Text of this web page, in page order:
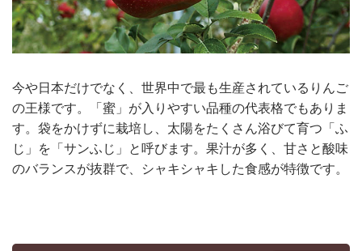
今や日本だけでなく、世界中で最も生産されているりんご
の王様です。「蜜」が入りやすい品種の代表格でもありま
す。袋をかけずに栽培し、太陽をたくさん浴びて育つ「ふ
じ」を「サンふじ」と呼びます。果汁が多く、甘さと酸味
のバランスが抜群で、シャキシャキした食感が特徴です。